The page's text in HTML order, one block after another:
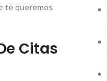
te queremos
Citas